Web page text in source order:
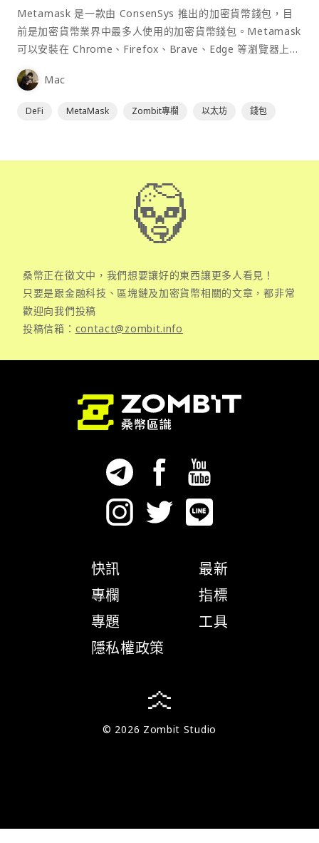
Metamask 是一款由 ConsenSys 推出的加密貨幣錢包，目
前是加密貨幣業界中最多人使用的加密貨幣錢包。Metamask
可以安裝在 Chrome、Firefox、Brave、Edge 等瀏覽器上作
為插件使用，具備許多功能且使用上非常方便。
Mac
DeFi MetaMask Zombit專欄 以太坊 錢包
桑幣正在徵文中，我們想要讓好的東西讓更多人看見！
只要是跟金融科技、區塊鏈及加密貨幣相關的文章，都非常
歡迎向我們投稿
投稿信箱： contact@zombit.info
快訊
專欄
專題
隱私權政策
最新
指標
工具
© 2026 Zombit Studio